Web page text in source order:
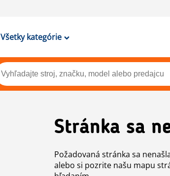
Všetky kategórie
Stránka sa
Požadovaná stránka sa
alebo si pozrite našu mapu